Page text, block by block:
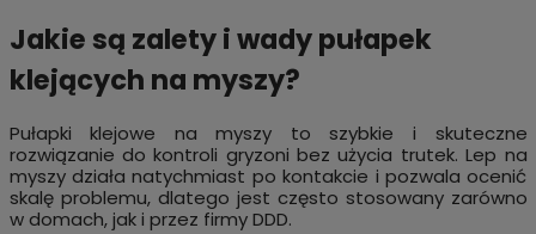
Jakie są zalety i wady pułapek
klejących na myszy?
Pułapki klejowe na myszy to szybkie i skuteczne
rozwiązanie do kontroli gryzoni bez użycia trutek. Lep na
myszy działa natychmiast po kontakcie i pozwala ocenić
skalę problemu, dlatego jest często stosowany zarówno
w domach, jak i przez firmy DDD.